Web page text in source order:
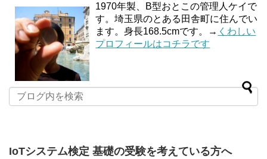
1970年製、B型おとこの管理人ケイで
す。埼玉県のとある田舎町に住んでい
ます。身長168.5cmです。→ くわしい
プロフィールはコチラです
IoTシステム検定 基礎の受験を考えている方へ